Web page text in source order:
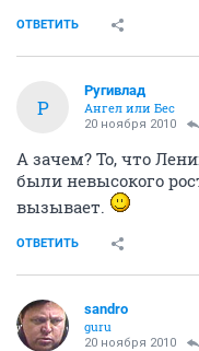
ОТВЕТИТЬ
Р
Ругивлад
Ангел или Бес
20 ноября 2010
А зачем? То, что
были невысокого
вызывает.
ОТВЕТИТЬ
sandro
guru
20 ноября 2010